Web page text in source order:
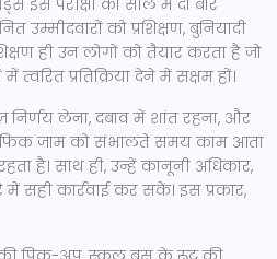
इस परीक्षा को साल में दो बार
उम्मीदवारों कोप्रशिक्षण,बुनियादी
ही उन लोगों को तैयार करता है जो
प्रतिक्रिया देने में सक्षम हों।
निर्णय लेना, दबाव में शांत रहना, और
जाम को संभालते समय काम आता
है। साथ ही, उन्हेंकानूनी अधिकार,
सही कार्रवाई कर सकें। इस प्रकार,